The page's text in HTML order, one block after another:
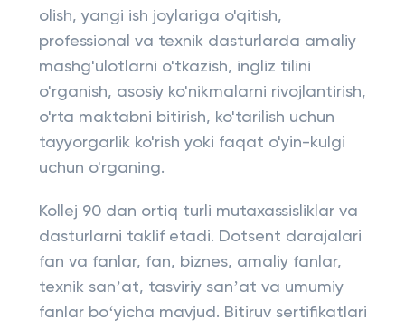
olish, yangi ish joylariga o'qitish,
professional va texnik dasturlarda amaliy
mashg'ulotlarni o'tkazish, ingliz tilini
o'rganish, asosiy ko'nikmalarni rivojlantirish,
o'rta maktabni bitirish, ko'tarilish uchun
tayyorgarlik ko'rish yoki faqat o'yin-kulgi
uchun o'rganing.
Kollej 90 dan ortiq turli mutaxassisliklar va
dasturlarni taklif etadi. Dotsent darajalari
fan va fanlar, fan, biznes, amaliy fanlar,
texnik sanʼat, tasviriy sanʼat va umumiy
fanlar boʻyicha mavjud. Bitiruv sertifikatlari